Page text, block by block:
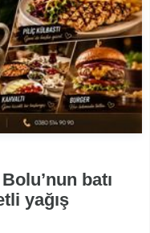
batı
yağış